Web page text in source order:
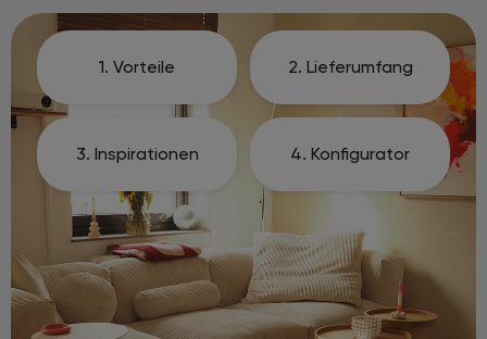
1. Vorteile 2. Lieferumfang
3. Inspirationen 4. Konfigurator